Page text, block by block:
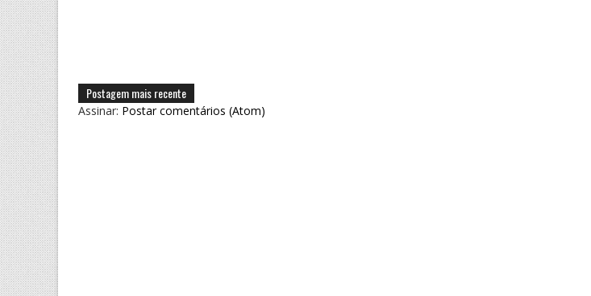
Postagem mais recente
Assinar: Postar comentários (Atom)